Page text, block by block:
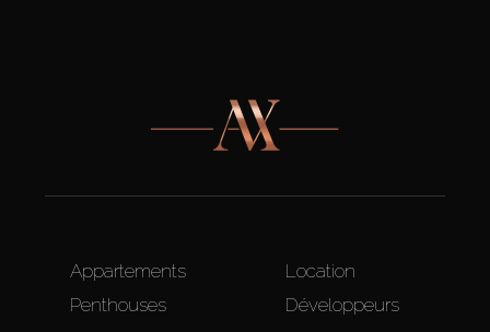
Appartements
Penthouses
Location
Développeurs